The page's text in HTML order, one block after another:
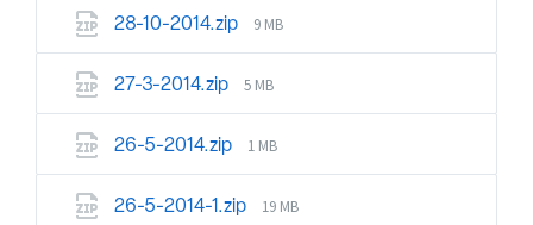
28-10-2014.zip 9 MB
27-3-2014.zip 5 MB
26-5-2014.zip 1 MB
26-5-2014-1.zip 19 MB